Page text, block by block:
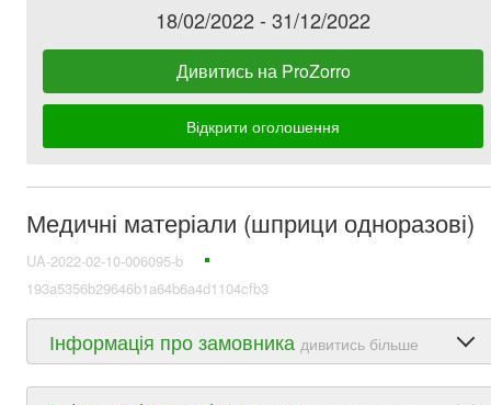
18/02/2022 - 31/12/2022
Дивитись на ProZorro
Відкрити оголошення
Медичні матеріали (шприци одноразові)
UA-2022-02-10-006095-b
193a5356b29646b1a64b6a4d1104cfb3
Інформація про замовника дивитись більше